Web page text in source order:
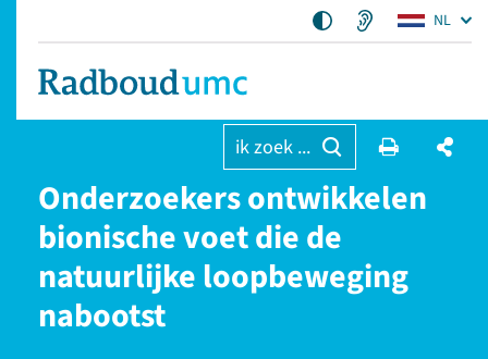
NL
ik zoek ...
Onderzoekers ontwikkelen
bionische voet die de
natuurlijke loopbeweging
nabootst